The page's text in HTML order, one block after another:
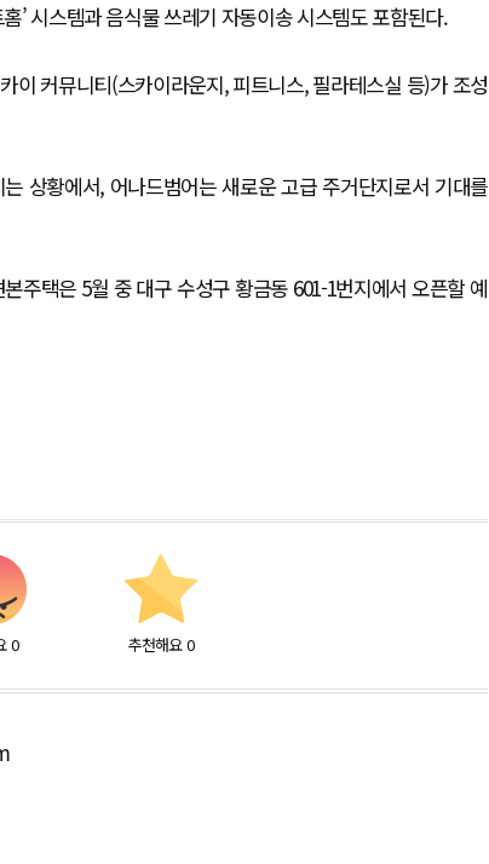
’ 시스템과 음식물 쓰레기 자동이송 시스템도 포함된다.
이 커뮤니티(스카이라운지, 피트니스, 필라테스실 등)가 조성
상황에서, 어나드범어는 새로운 고급 주거단지로서 기대를
주택은 5월 중 대구 수성구 황금동 601-1번지에서 오픈할 예
0 추천해요 0